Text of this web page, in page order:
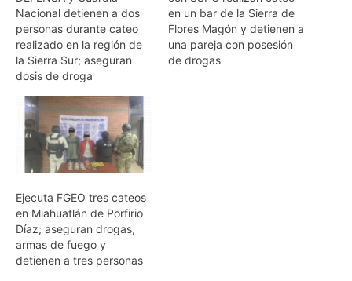
Nacional detienen a dos
personas durante cateo
realizado en la región de
la Sierra Sur; aseguran
dosis de droga
en un bar de la Sierra de
Flores Magón y detienen a
una pareja con posesión
de drogas
Ejecuta FGEO tres cateos
en Miahuatlán de Porfirio
Díaz; aseguran drogas,
armas de fuego y
detienen a tres personas